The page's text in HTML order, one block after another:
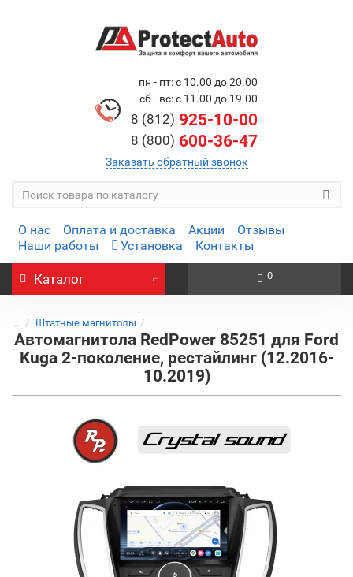
пн - пт: с 10.00 до 20.00
сб - вс: с 11.00 до 19.00
8 (812) 925-10-00
8 (800) 600-36-47
Заказать обратный звонок
О нас Оплата и доставка Акции
Отзывы
Наши работы
Установка Контакты
Каталог 0
... Штатные магнитолы
Автомагнитола RedPower 85251 для Ford
Kuga 2-поколение, рестайлинг (12.2016-
10.2019)